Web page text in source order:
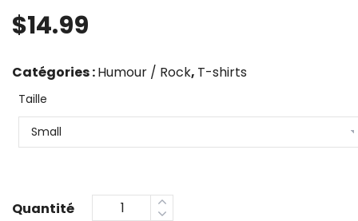
$14.99
Catégories :Humour / Rock, T-shirts
Taille